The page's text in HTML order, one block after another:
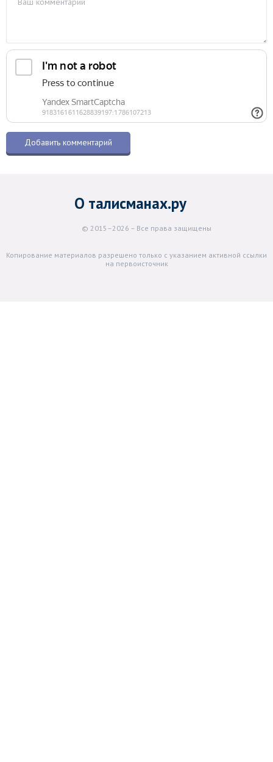
О талисманах.ру
© 2015–2026 – Все права защищены
Копирование материалов разрешено только с указанием активной ссылки
на первоисточник